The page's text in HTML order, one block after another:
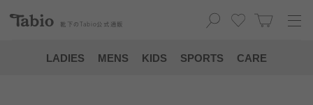
靴下の Tabio 公式通販
LADIES MENS KIDS SPORTS CARE